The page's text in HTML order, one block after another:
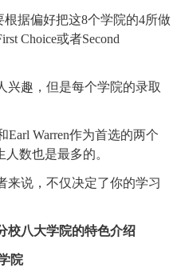
据偏好把这8个学院的4所做
Choice或者Second
趣，但是每个学院的录取
Warren作为首选的两个
数也是最多的。
说，不仅决定了你的学习
校八大学院的特色介绍
院